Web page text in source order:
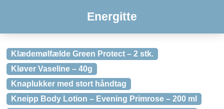
Energitte
Klædemølfælde Green Protect – 2 stk.
Kløver Vaseline – 40g
Knaplukker med stort håndtag
Kneipp Body Lotion – Evening Primrose – 200 ml